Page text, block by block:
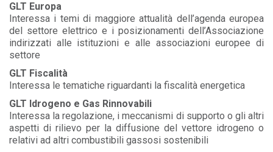
GLT Europa
Interessa i temi di maggiore attualità dell’agenda europea
del settore elettrico e i posizionamenti dell’Associazione
indirizzati alle istituzioni e alle associazioni europee di
settore
GLT Fiscalità
Interessa le tematiche riguardanti la fiscalità energetica
GLT Idrogeno e Gas Rinnovabili
Interessa la regolazione, i meccanismi di supporto o gli altri
aspetti di rilievo per la diffusione del vettore idrogeno o
relativi ad altri combustibili gassosi sostenibili